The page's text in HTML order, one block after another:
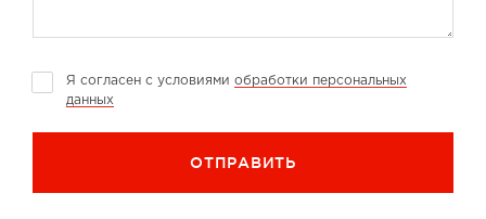
Я согласен с условиями обработки персональных
данных